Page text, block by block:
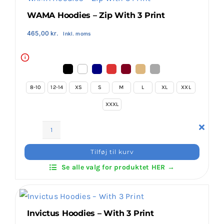
WAMA Hoodies – Zip With 3 Print
465,00kr. Inkl. moms
i
8-10 12-14 XS S M L XL XXL
XXXL
–
Zip
3
antal
Tilføj til kurv
Se alle valg for produktet HER →
Invictus Hoodies – With 3 Print